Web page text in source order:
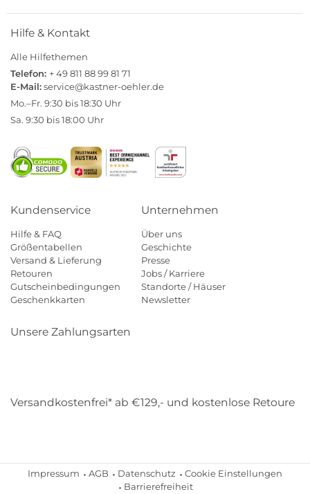
Hilfe & Kontakt
Alle Hilfethemen
Telefon: + 49 811 88 99 81 71
E-Mail:service@kastner-oehler.de
Mo.–Fr. 9:30 bis 18:30 Uhr
Sa. 9:30 bis 18:00 Uhr
Kundenservice
Hilfe & FAQ
Größentabellen
Versand & Lieferung
Retouren
Gutscheinbedingungen
Geschenkkarten
Unternehmen
Über uns
Geschichte
Presse
Jobs / Karriere
Standorte / Häuser
Newsletter
Unsere Zahlungsarten
Versandkostenfrei* ab €129,- und kostenlose Retoure
Impressum AGB Datenschutz
Cookie Einstellungen
Barrierefreiheit